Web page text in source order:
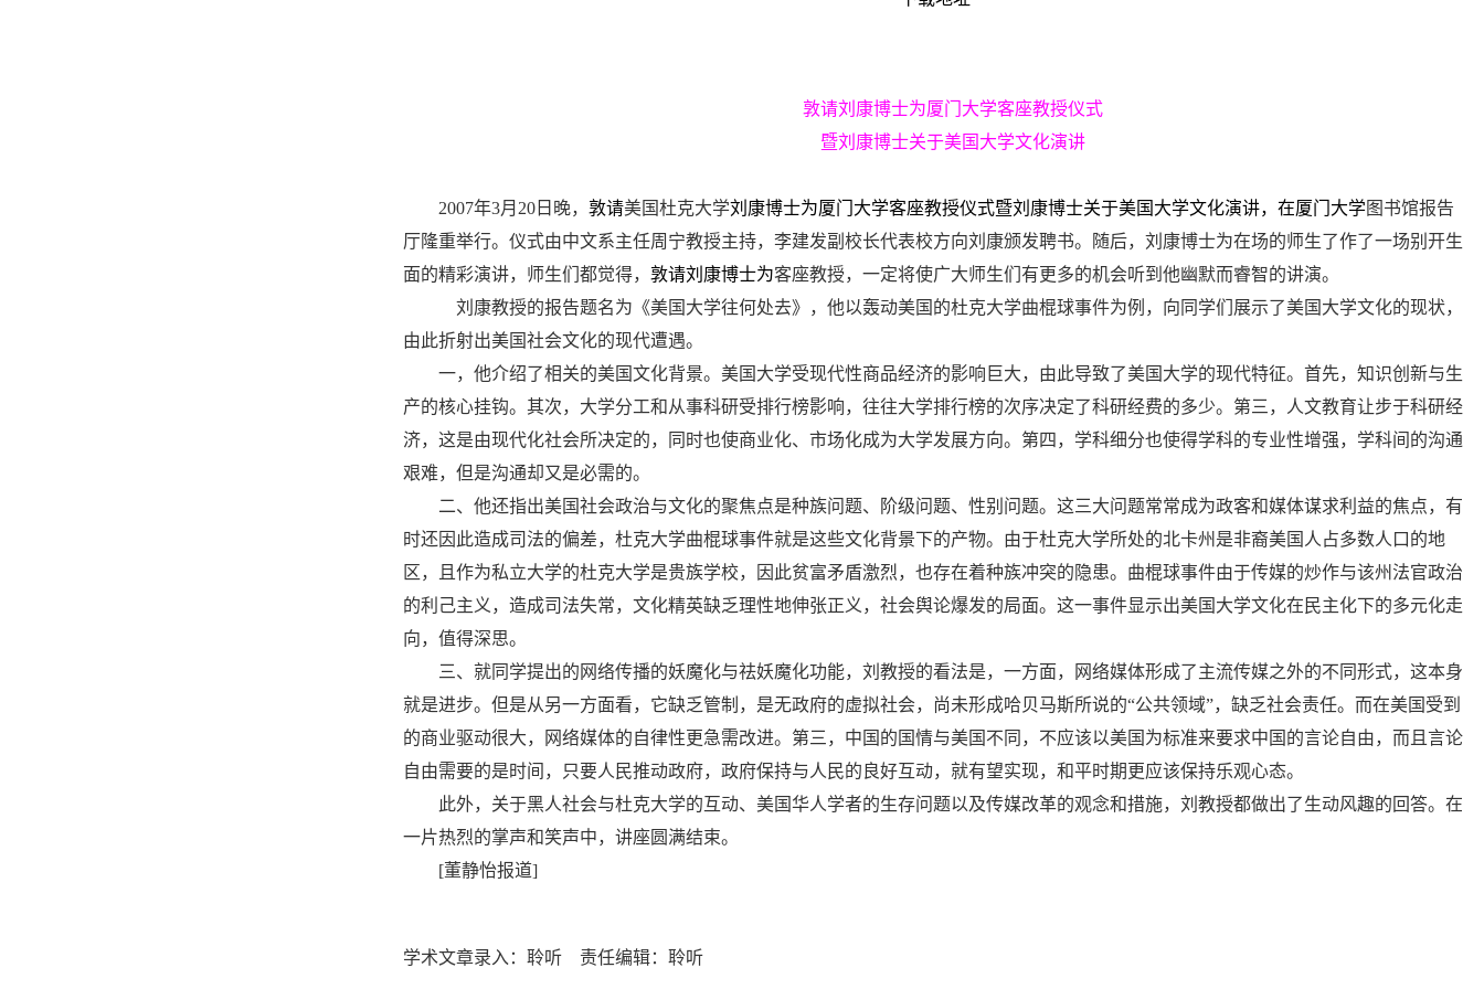
敦请刘康博士为厦门大学客座教授仪式
暨刘康博士关于美国大学文化演讲
2007年3月 20 日 晚， 敦请美国杜克大学刘康博士为厦门大学客座教授仪式暨刘康博士关于美国大学文化演讲，在厦门大学图书馆报告
厅隆重举行。仪式由中文系主任周宁教授主持，李建发副校长代表校方向刘康颁发聘书。随后，刘康博士为在场的师生了作了一场别开生
面的精彩演讲，师生们都觉得， 敦请刘康博士为客座教授，一定将使广大师生们有更多的机会听到他幽默而睿智的讲演。
刘康教授的报告题名为《美国大学往何处去》，他以轰动美国的杜克大学曲棍球事件为例，向同学们展示了美国大学文化的现状，
由此折射出美国社会文化的现代遭遇。
一，他介绍了相关的美国文化背景。美国大学受现代性商品经济的影响巨大，由此导致了美国大学的现代特征。首先，知识创新与生
产的核心挂钩。其次，大学分工和从事科研受排行榜影响，往往大学排行榜的次序决定了科研经费的多少。第三，人文教育让步于科研经
济，这是由现代化社会所决定的，同时也使商业化、市场化成为大学发展方向。第四，学科细分也使得学科的专业性增强，学科间的沟通
艰难，但是沟通却又是必需的。
二、他还指出美国社会政治与文化的聚焦点是种族问题、阶级问题、性别问题。这三大问题常常成为政客和媒体谋求利益的焦点，有
时还因此造成司法的偏差，杜克大学曲棍球事件就是这些文化背景下的产物。由于杜克大学所处的北卡州是非裔美国人占多数人口的地
区，且作为私立大学的杜克大学是贵族学校，因此贫富矛盾激烈，也存在着种族冲突的隐患。曲棍球事件由于传媒的炒作与该州法官政治
的利己主义，造成司法失常，文化精英缺乏理性地伸张正义，社会舆论爆发的局面。这一事件显示出美国大学文化在民主化下的多元化走
向，值得深思。
三、就同学提出的网络传播的妖魔化与祛妖魔化功能，刘教授的看法是，一方面，网络媒体形成了主流传媒之外的不同形式，这本身
就是进步。但是从另一方面看，它缺乏管制，是无政府的虚拟社会，尚未形成哈贝马斯所说的“公共领域”，缺乏社会责任。而在美国受到
的商业驱动很大，网络媒体的自律性更急需改进。第三，中国的国情与美国不同，不应该以美国为标准来要求中国的言论自由，而且言论
自由需要的是时间，只要人民推动政府，政府保持与人民的良好互动，就有望实现，和平时期更应该保持乐观心态。
此外，关于黑人社会与杜克大学的互动、美国华人学者的生存问题以及传媒改革的观念和措施， 刘 教授都做出了生动风趣的回答。在
一片热烈的掌声和笑声中，讲座圆满结束。
[董静怡报道]
学术文章录入：聆听 责任编辑：聆听